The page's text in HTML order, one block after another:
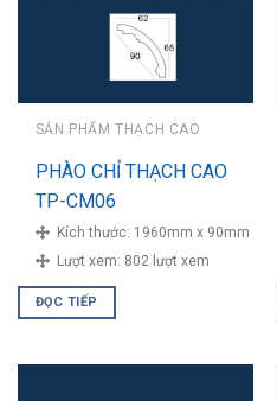
SẢN PHẨM THẠCH CAO
PHÀO CHỈ THẠCH CAO
TP-CM06
Kích thước: 1960mm x 90mm
Lượt xem: 802 lượt xem
ĐỌC TIẾP